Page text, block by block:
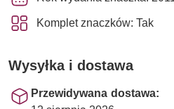
Komplet znaczków: Tak
Wysyłka i dostawa
Przewidywana dostawa: